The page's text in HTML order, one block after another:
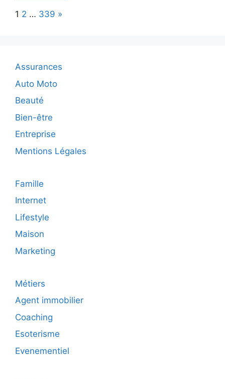
Page:
1 2 … 339 Next
»
Assurances
Auto Moto
Beauté
Bien-être
Entreprise
Mentions Légales
Famille
Internet
Lifestyle
Maison
Marketing
Métiers
Agent immobilier
Coaching
Esoterisme
Evenementiel